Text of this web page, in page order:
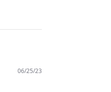
06/25/23